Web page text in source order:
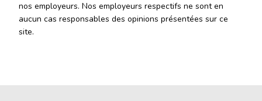
nos employeurs. Nos employeurs respectifs ne sont en
aucun cas responsables des opinions présentées sur ce
site.